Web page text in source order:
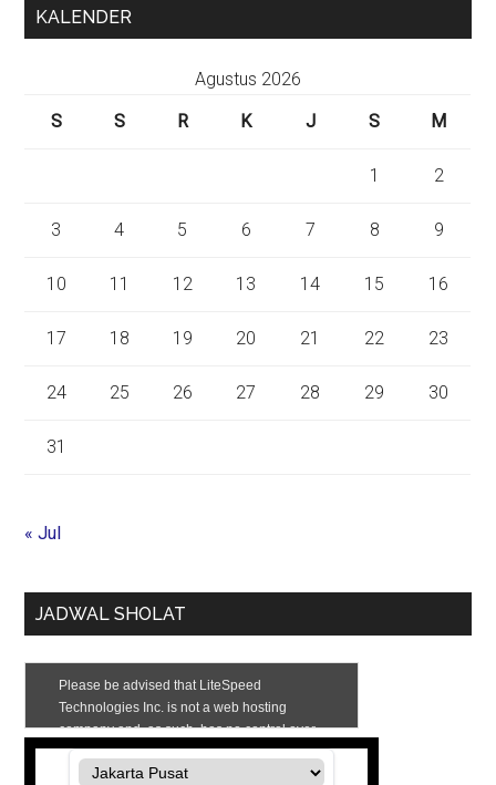
KALENDER
Agustus 2026
S
S R K J S M
1 2
3 4 5 6 7 8 9
10 11 12 13 14 15 16
17 18 19 20 21 22 23
24 25 26 27 28 29 30
31
« Jul
JADWAL SHOLAT